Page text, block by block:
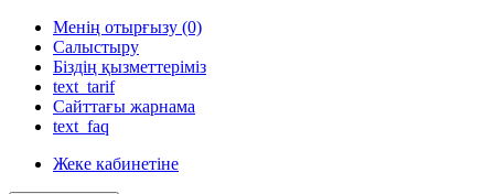
Менің отырғызу (0)
Салыстыру
Біздің қызметтеріміз
text_tarif
Сайттағы жарнама
text_faq
Жеке кабинетіне